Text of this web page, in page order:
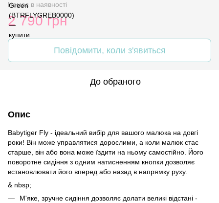
Немає в наявності
2 790 грн
Повідомити, коли з'явиться
До обраного
Опис
Babytiger Fly - ідеальний вибір для вашого малюка на довгі
роки! Він може управлятися дорослими, а коли малюк стає
старше, він або вона може їздити на ньому самостійно. Його
поворотне сидіння з одним натисненням кнопки дозволяє
встановлювати його вперед або назад в напрямку руху.
& nbsp;
М'яке, зручне сидіння дозволяє долати великі відстані -